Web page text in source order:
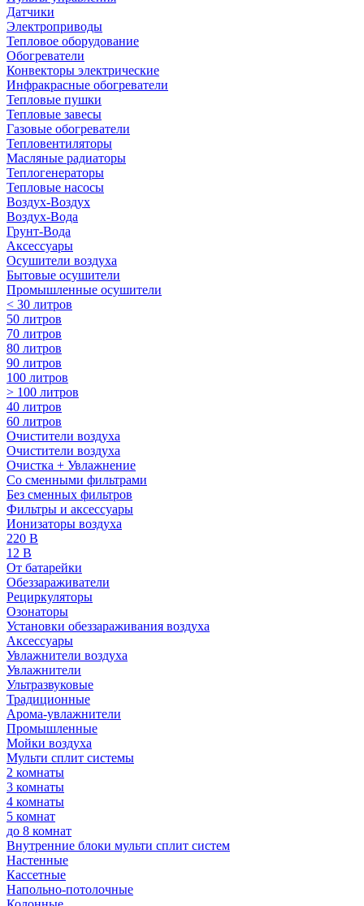
Датчики
Электроприводы
Тепловое оборудование
Обогреватели
Конвекторы электрические
Инфракрасные обогреватели
Тепловые пушки
Тепловые завесы
Газовые обогреватели
Тепловентиляторы
Масляные радиаторы
Теплогенераторы
Тепловые насосы
Воздух-Воздух
Воздух-Вода
Грунт-Вода
Аксессуары
Осушители воздуха
Бытовые осушители
Промышленные осушители
< 30 литров
50 литров
70 литров
80 литров
90 литров
100 литров
> 100 литров
40 литров
60 литров
Очистители воздуха
Очистители воздуха
Очистка + Увлажнение
Cо сменными фильтрами
Без сменных фильтров
Фильтры и аксессуары
Ионизаторы воздуха
220 В
12 В
От батарейки
Обеззараживатели
Рециркуляторы
Озонаторы
Установки обеззараживания воздуха
Аксессуары
Увлажнители воздуха
Увлажнители
Ультразвуковые
Традиционные
Арома-увлажнители
Промышленные
Мойки воздуха
Мульти сплит системы
2 комнаты
3 комнаты
4 комнаты
5 комнат
до 8 комнат
Внутренние блоки мульти сплит систем
Настенные
Кассетные
Напольно-потолочные